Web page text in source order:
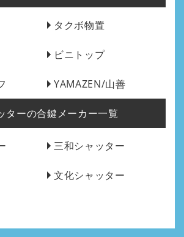
タクボ物置
ビニトップ
YAMAZEN/山善
ターの合鍵メーカー一覧
三和シャッター
文化シャッター